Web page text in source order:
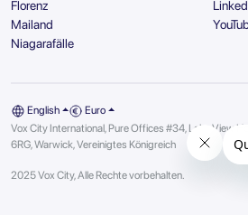
Florenz
Mailand
Niagarafälle
English
Euro
Vox City International, Pure Offices #34, Lake View
6RG, Warwick, Vereinigtes Königreich
2025 Vox City, Alle Rechte vorbehalten.